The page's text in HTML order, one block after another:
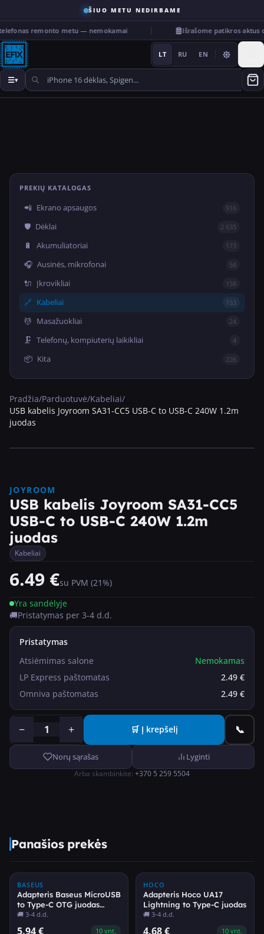
ŠIUO METU NEDIRBAME
remonto metu — nemokamai Išrašome patikros aktus
☰▾
LT RU EN
···
PREKIŲ KATALOGAS
📲 Ekrano apsaugos 916
🛡️ Dėklai 2 635
🔋 Akumuliatoriai 173
🎧 Ausinės, mikrofonai 58
🔌 Įkrovikliai 158
🔗 Kabeliai 153
💆 Masažuokliai 24
🗜️ Telefonų, kompiuterių laikikliai 4
📦 Kita 226
Pradžia/Parduotuvė/Kabeliai/
USB kabelis Joyroom SA31-CC5 USB-C to USB-C 240W 1.2m
juodas
JOYROOM
USB kabelis Joyroom SA31-CC5
USB-C to USB-C 240W 1.2m
juodas
Kabeliai
6.49 €su PVM (21%)
Yra sandėlyje
🚚Pristatymas per 3-4 d.d.
Pristatymas
Atsiėmimas salone
Nemokamas
LP Express paštomatas
2.49 €
Omniva paštomatas 2.49 €
− 1 + 🛒 Į krepšelį 📞
Norų sąrašas Lyginti
Arba skambinkite: +370 5 259 5504
Panašios prekės
BASEUS
Adapteris Baseus MicroUSB
to Type-C OTG juodas
CAMOTG-01
🚚 3-4 d.d.
5.94€ 10 vnt.
HOCO
Adapteris Hoco UA17
Lightning to Type-C juodas
🚚 3-4 d.d.
4.68€ 10 vnt.